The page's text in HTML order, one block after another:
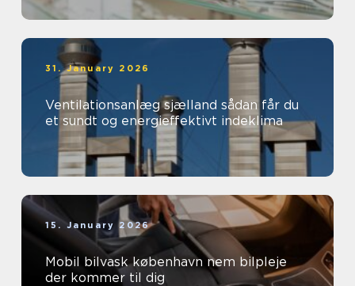
31. January 2026
Ventilationsanlæg sjælland sådan får du
et sundt og energieffektivt indeklima
15. January 2026
Mobil bilvask københavn nem bilpleje
der kommer til dig